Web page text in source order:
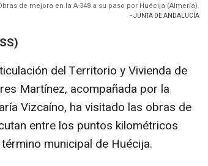
de mejora en la A-348 a su paso por Huécija (Almería).
- JUNTA DE ANDALUCÍA
del Territorio y Vivienda de
Martínez, acompañada por la
Vizcaíno, ha visitado las obras de
entre los puntos kilométricos
municipal de Huécija.